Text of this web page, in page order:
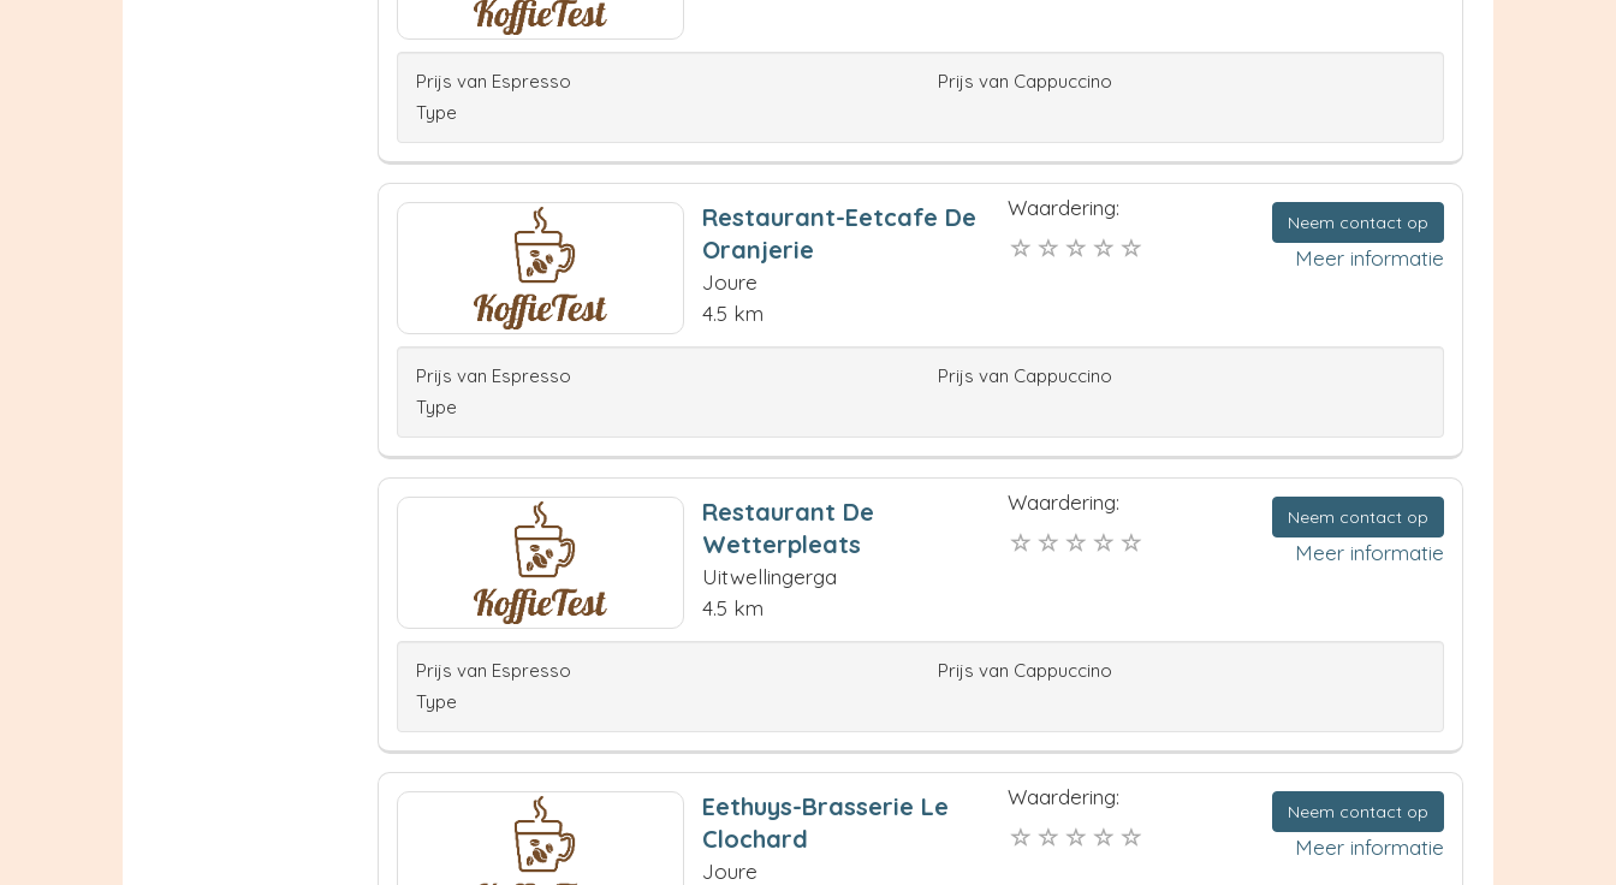
Prijs van Espresso
Prijs van Cappuccino
Type
Restaurant-Eetcafe De
Oranjerie
Joure
4.5 km
Waardering:
Neem contact op
Meer informatie
Prijs van Espresso
Prijs van Cappuccino
Type
Restaurant De
Wetterpleats
Uitwellingerga
4.5 km
Waardering:
Neem contact op
Meer informatie
Prijs van Espresso
Prijs van Cappuccino
Type
Eethuys-Brasserie Le
Clochard
Joure
Waardering:
Neem contact op
Meer informatie